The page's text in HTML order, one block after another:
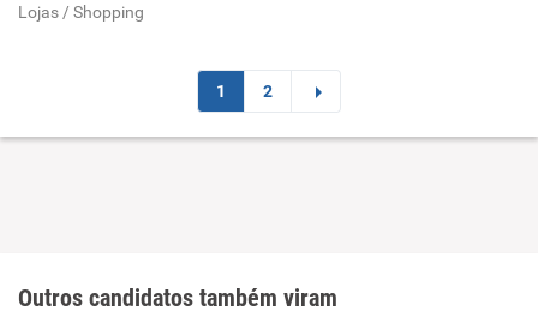
Lojas / Shopping
1 2
Outros candidatos também viram